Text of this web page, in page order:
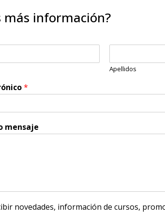
más información?
Apellidos
*
mensaje
novedades, información de cursos,